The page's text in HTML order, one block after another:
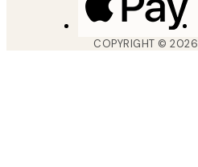
COPYRIGHT ©2026